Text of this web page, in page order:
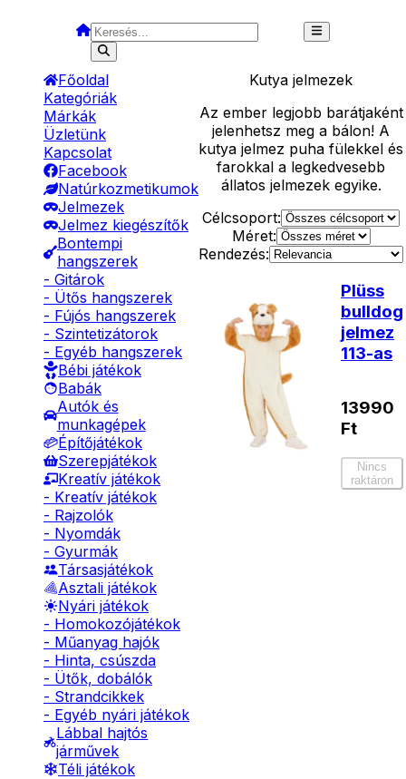
Főoldal
Kategóriák
Márkák
Üzletünk
Kapcsolat
Facebook
Natúrkozmetikumok
Jelmezek
Jelmez kiegészítők
Bontempi
hangszerek
- Gitárok
- Ütős hangszerek
- Fújós hangszerek
- Szintetizátorok
- Egyéb hangszerek
Bébi játékok
Babák
Autók és
munkagépek
Építőjátékok
Szerepjátékok
Kreatív játékok
- Kreatív játékok
- Rajzolók
- Nyomdák
- Gyurmák
Társasjátékok
Asztali játékok
Nyári játékok
- Homokozójátékok
- Műanyag hajók
- Hinta, csúszda
- Ütők, dobálók
- Strandcikkek
- Egyéb nyári játékok
Lábbal hajtós
járművek
Téli játékok
Kutya jelmezek
Az ember legjobb barátjaként
jelenhetsz meg a bálon! A
kutya jelmez puha fülekkel és
farokkal a legkedvesebb
állatos jelmezek egyike.
Célcsoport:
Méret:
Rendezés:
Plüss
bulldog
jelmez
113-as
13990
Ft
Nincs
raktáron